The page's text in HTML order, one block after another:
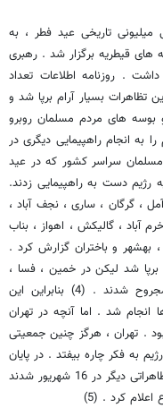
نماز و راهپیمایی میلیونی تاریخی عید فطر ، به
های قیطریه برگزار شد . رهبری
. روزنامه اطلاعات تعداد
تظاهرات بسیار آرام برپا شد و
بوسه های مردم مسلمان روبرو
به انجام راهپیمایی دیگری در
مسلمان سراسر کشور که در عید
رژیم دست به راهپیمایی زدند.
، گرگان ، ساری ، نجف آباد ،
آباد ، گالیکش ، اهواز ، بناب
، بهشهر و باختران گزارش کرد .
شد لیکن در خمین ، فسا ،
کرج و ایلام هشت نفر شهید و هشت نفر مجروح شدند . (4) بنابراین این
انجام شد . اما آنچه در تهران
. تهران ، هرگز چنین جمعیتی
به فکر چاره بیفتد . در پایان
این راهپیمایی ، تظاهرکنندگان خواستار برگزاری تظاهراتی دیگر در 16 شهریور شدند
کرد . (5)